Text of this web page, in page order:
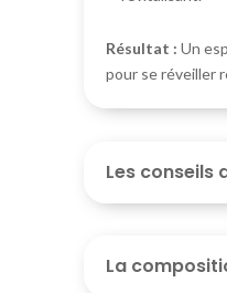
Résultat : Un
pour se réveiller
Les conseils
La